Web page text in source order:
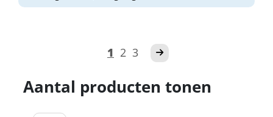
1 2 3
Aantal producten tonen